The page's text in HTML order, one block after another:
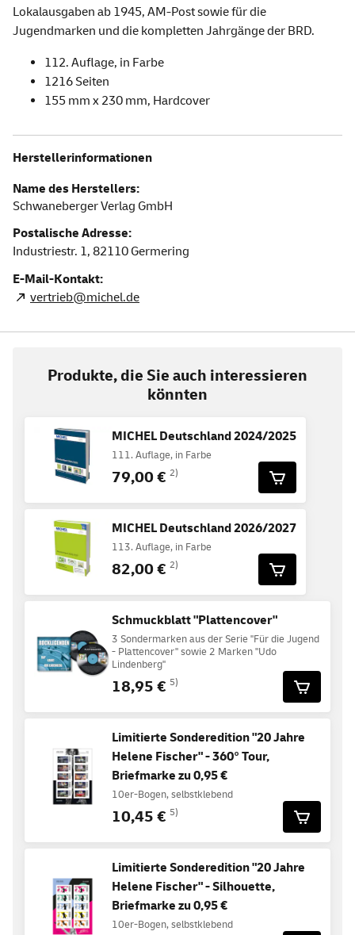
Lokalausgaben ab 1945, AM-Post sowie für die
Jugendmarken und die kompletten Jahrgänge der BRD.
112. Auflage, in Farbe
1216 Seiten
155 mm x 230 mm, Hardcover
Herstellerinformationen
Name des Herstellers:
Schwaneberger Verlag GmbH
Postalische Adresse:
Industriestr. 1, 82110 Germering
E-Mail-Kontakt:
vertrieb@michel.de
Produkte, die Sie auch interessieren
könnten
MICHEL Deutschland 2024/2025
111. Auflage, in Farbe
79,00 € 2)
MICHEL Deutschland 2026/2027
113. Auflage, in Farbe
82,00 € 2)
Schmuckblatt "Plattencover"
3 Sondermarken aus der Serie "Für die Jugend
- Plattencover" sowie 2 Marken "Udo
Lindenberg"
18,95 € 5)
Limitierte Sonderedition "20 Jahre
Helene Fischer" - 360° Tour,
Briefmarke zu 0,95 €
10er-Bogen, selbstklebend
10,45 € 5)
Limitierte Sonderedition "20 Jahre
Helene Fischer" - Silhouette,
Briefmarke zu 0,95 €
10er-Bogen, selbstklebend